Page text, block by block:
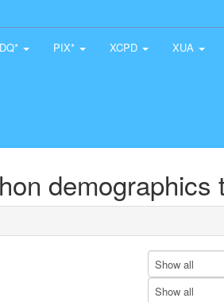
PIX* XCPD XUA
demographics
Show all
Show all